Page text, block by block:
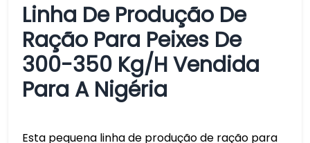
Linha De Produção De
Ração Para Peixes De
300-350 Kg/h Vendida
Para A Nigéria
Esta pequena linha de produção de ração para